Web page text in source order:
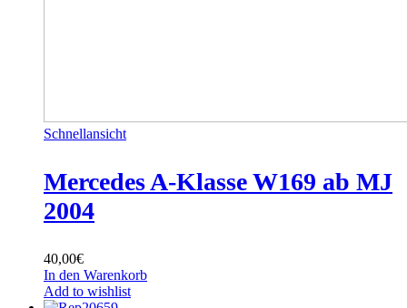
Schnellansicht
Mercedes A-Klasse W169 ab MJ
2004
40,00€
In den Warenkorb
Add to wishlist